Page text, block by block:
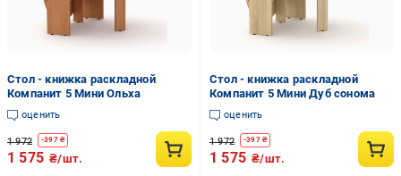
Стол - книжка раскладной
Компанит 5 Мини Ольха
оценить
1 972 -397₴
1 575 ₴/шт.
Стол - книжка раскладной
Компанит 5 Мини Дуб сонома
оценить
1 972 -397₴
1 575 ₴/шт.